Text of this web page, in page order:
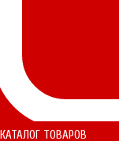
КАТАЛОГ ТОВАРОВ